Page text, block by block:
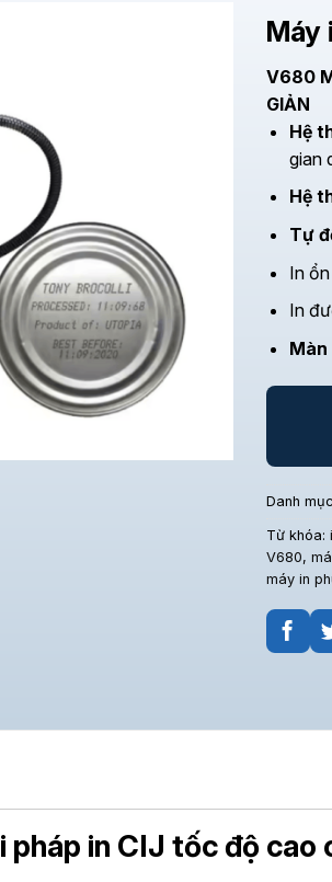
Máy
V680
GIẢN
Hệ
gian
Hệ
Tự
In
In
Màn
Danh
Từ khóa:
V680,
máy in
pháp in CIJ tốc độ